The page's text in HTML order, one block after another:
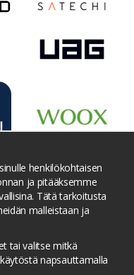
Instagram
henkilökohtaisen
ja pitääksemme
Tätä tarkoitusta
malleistaan ​​ja
tai valitse mitkä
napsauttamalla